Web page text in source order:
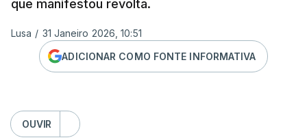
que manifestou revolta.
Lusa / 31 Janeiro 2026, 10:51
ADICIONAR COMO FONTE INFORMATIVA
OUVIR